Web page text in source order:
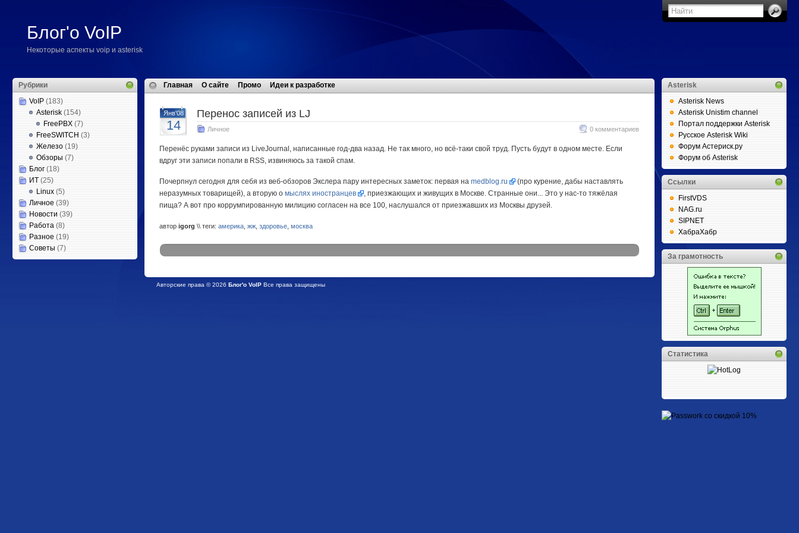
Блог'о VoIP
Некоторые аспекты voip и asterisk
Рубрики
VoIP (183)
Asterisk (154)
FreePBX (7)
FreeSWITCH (3)
Железо (19)
Обзоры (7)
Блог (18)
ИТ (25)
Linux (5)
Личное (39)
Новости (39)
Работа (8)
Разное (19)
Советы (7)
Главная О сайте Промо Идеи к разработке
Янв'08
14
Перенос записей из LJ
Личное 0 комментариев
Перенёс руками записи из LiveJournal, написанные год-два назад. Не так много, но всё-таки свой труд. Пусть будут в одном месте. Если
вдруг эти записи попали в RSS, извиняюсь за такой спам.
Почерпнул сегодня для себя из веб-обзоров Экслера пару интересных заметок: первая на medblog.ru
(про курение, дабы наставлять
неразумных товарищей), а вторую о мыслях иностранцев
, приезжающих и живущих в Москве. Странные они... Это у нас-то тяжёлая
пища? А вот про коррумпированную милицию согласен на все 100, наслушался от приезжавших из Москвы друзей.
автор igorg \\ теги: америка жж здоровье москва
Авторские права © 2026 Блог'о VoIP Все права защищены
Asterisk
Asterisk News
Asterisk Unistim channel
Портал поддержки Asterisk
Русское Asterisk Wiki
Форум Астериск.ру
Форум об Asterisk
Ссылки
FirstVDS
NAG.ru
SIPNET
ХабраХабр
За грамотность
Статистика